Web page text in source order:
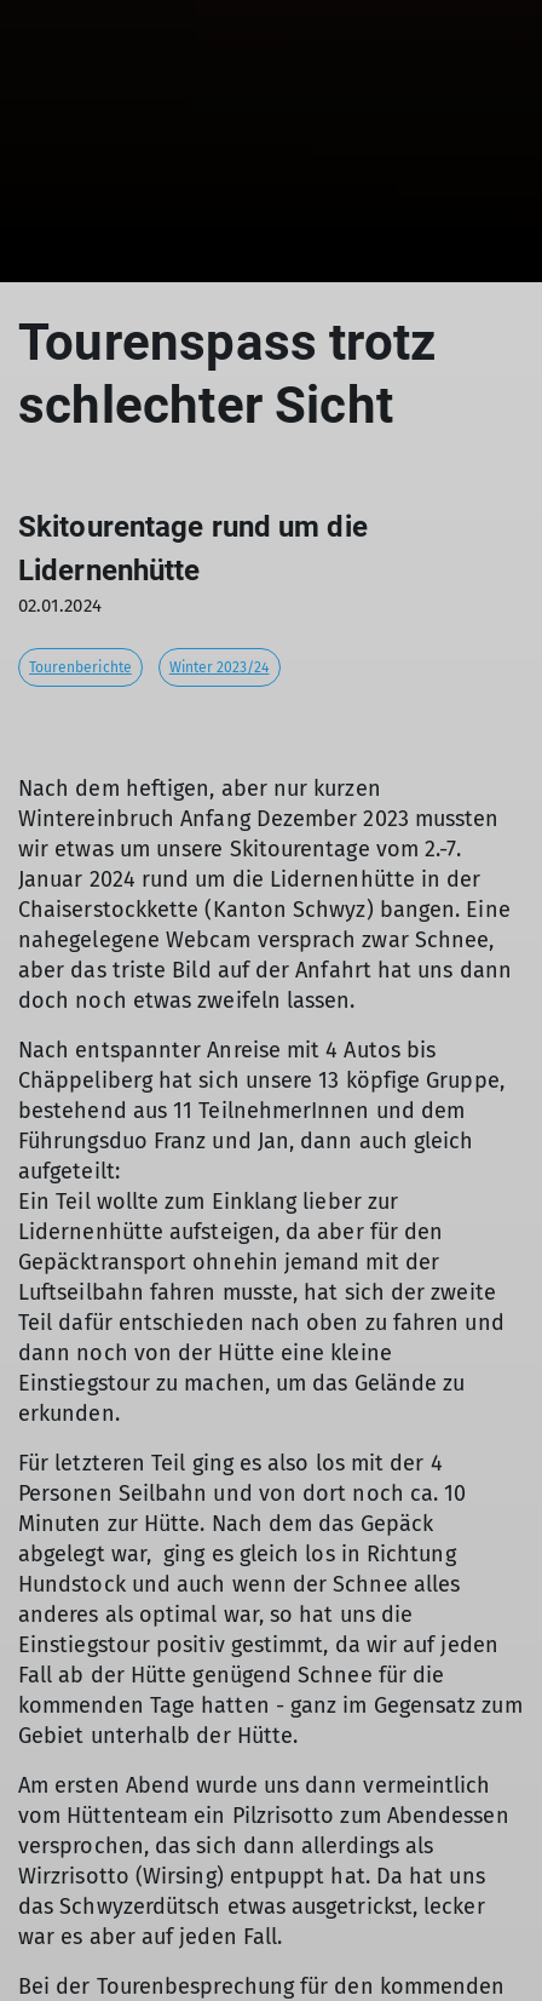
Tourenspass trotz
schlechter Sicht
Skitourentage rund um die
Lidernenhütte
02.01.2024
Tourenberichte Winter 2023/24
Nach dem heftigen, aber nur kurzen
Wintereinbruch Anfang Dezember 2023 mussten
wir etwas um unsere Skitourentage vom 2.-7.
Januar 2024 rund um die Lidernenhütte in der
Chaiserstockkette (Kanton Schwyz) bangen. Eine
nahegelegene Webcam versprach zwar Schnee,
aber das triste Bild auf der Anfahrt hat uns dann
doch noch etwas zweifeln lassen.
Nach entspannter Anreise mit 4 Autos bis
Chäppeliberg hat sich unsere 13 köpfige Gruppe,
bestehend aus 11 TeilnehmerInnen und dem
Führungsduo Franz und Jan, dann auch gleich
aufgeteilt:
Ein Teil wollte zum Einklang lieber zur
Lidernenhütte aufsteigen, da aber für den
Gepäcktransport ohnehin jemand mit der
Luftseilbahn fahren musste, hat sich der zweite
Teil dafür entschieden nach oben zu fahren und
dann noch von der Hütte eine kleine
Einstiegstour zu machen, um das Gelände zu
erkunden.
Für letzteren Teil ging es also los mit der 4
Personen Seilbahn und von dort noch ca. 10
Minuten zur Hütte. Nach dem das Gepäck
abgelegt war, ging es gleich los in Richtung
Hundstock und auch wenn der Schnee alles
anderes als optimal war, so hat uns die
Einstiegstour positiv gestimmt, da wir auf jeden
Fall ab der Hütte genügend Schnee für die
kommenden Tage hatten - ganz im Gegensatz zum
Gebiet unterhalb der Hütte.
Am ersten Abend wurde uns dann vermeintlich
vom Hüttenteam ein Pilzrisotto zum Abendessen
versprochen, das sich dann allerdings als
Wirzrisotto (Wirsing) entpuppt hat. Da hat uns
das Schwyzerdütsch etwas ausgetrickst, lecker
war es aber auf jeden Fall.
Bei der Tourenbesprechung für den kommenden